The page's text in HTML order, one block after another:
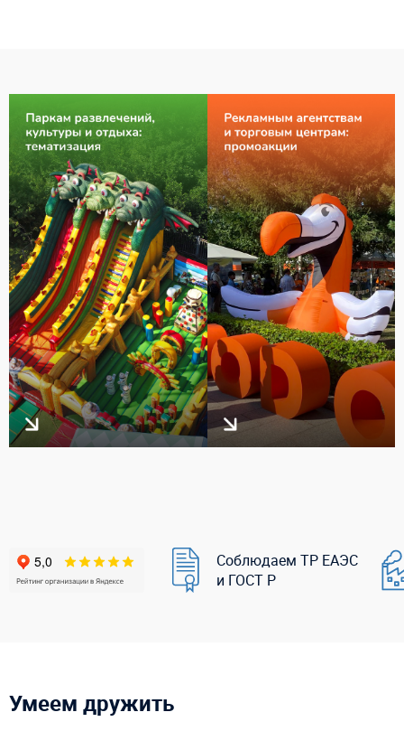
Соблюдаем ТР ЕАЭС
и ГОСТ Р
Умеем дружить